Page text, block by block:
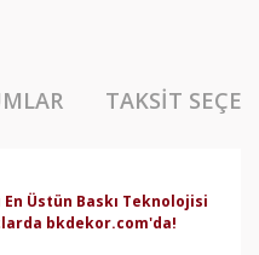
TAKSIT
Üstün Baskı Teknolojisi
bkdekor.com'da!